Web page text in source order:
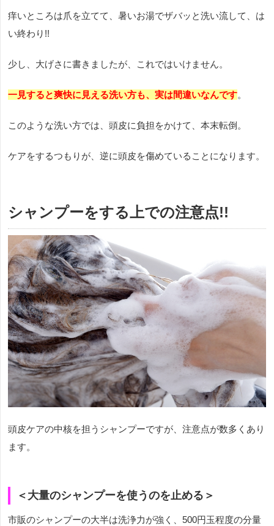
痒いところは爪を立てて、暑いお湯でザバッと洗い流して、は
い終わり!!
少し、大げさに書きましたが、これではいけません。
一見すると爽快に見える洗い方も、実は間違いなんです。
このような洗い方では、頭皮に負担をかけて、本末転倒。
ケアをするつもりが、逆に頭皮を傷めていることになります。
シャンプーをする上での注意点!!
頭皮ケアの中核を担うシャンプーですが、注意点が数多くあり
ます。
＜大量のシャンプーを使うのを止める＞
市販のシャンプーの大半は洗浄力が強く、500円玉程度の分量